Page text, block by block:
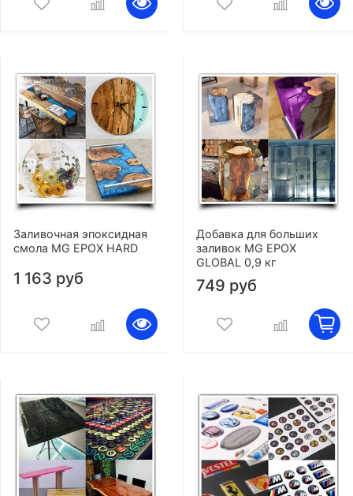
Заливочная эпоксидная
смола MG EPOX HARD
1 163 руб
Добавка для больших
заливок MG EPOX
GLOBAL 0,9 кг
749 руб